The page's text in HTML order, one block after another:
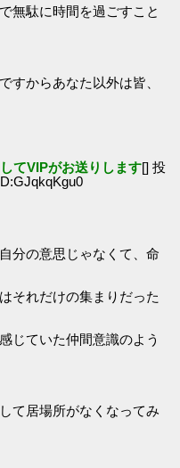
無駄に時間を過ごすこと
すからあなた以外は皆、
てVIPがお送りします[] 投
分の意思じゃなくて、命
それだけの集まりだった
じていた仲間意識のよう
て居場所がなくなってみ